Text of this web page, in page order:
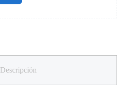
Descripción